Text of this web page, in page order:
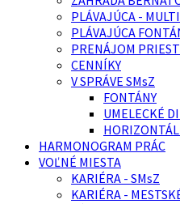
PLÁVAJÚCA -
PLÁVAJÚCA
PRENÁJOM
CENNÍKY
V SPRÁVE SMsZ
FONTÁNY
UMELECKÉ
HARMONOGRAM PRÁC
VOĽNÉ MIESTA
KARIÉRA - SMsZ
KARIÉRA -